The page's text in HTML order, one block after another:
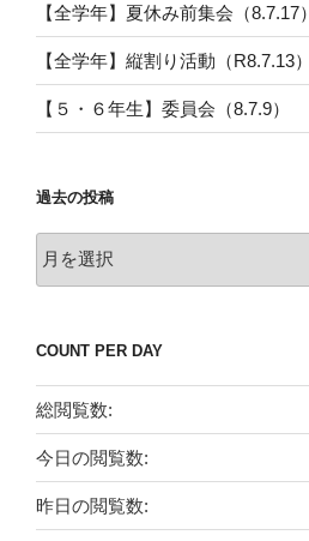
【全学年】夏休み前集会（8.7.17）
【全学年】縦割り活動（R8.7.13）
【５・６年生】委員会（8.7.9）
過去の投稿
過
稿
COUNT PER DAY
総閲覧数:
今日の閲覧数:
昨日の閲覧数: